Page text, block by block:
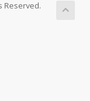
Reserved.